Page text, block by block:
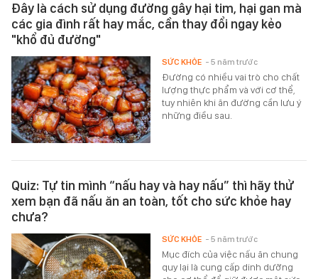
Đây là cách sử dụng đường gây hại tim, hại gan mà
các gia đình rất hay mắc, cần thay đổi ngay kẻo
"khổ đủ đường"
Đường có nhiều vai trò cho chất
lượng thực phẩm và với cơ thể,
tuy nhiên khi ăn đường cần lưu ý
những điều sau.
SỨC KHỎE - 5 năm trước
Quiz: Tự tin mình “nấu hay và hay nấu” thì hãy thử
xem bạn đã nấu ăn an toàn, tốt cho sức khỏe hay
chưa?
Mục đích của việc nấu ăn chung
quy lại là cung cấp dinh dưỡng
SỨC KHỎE - 5 năm trước